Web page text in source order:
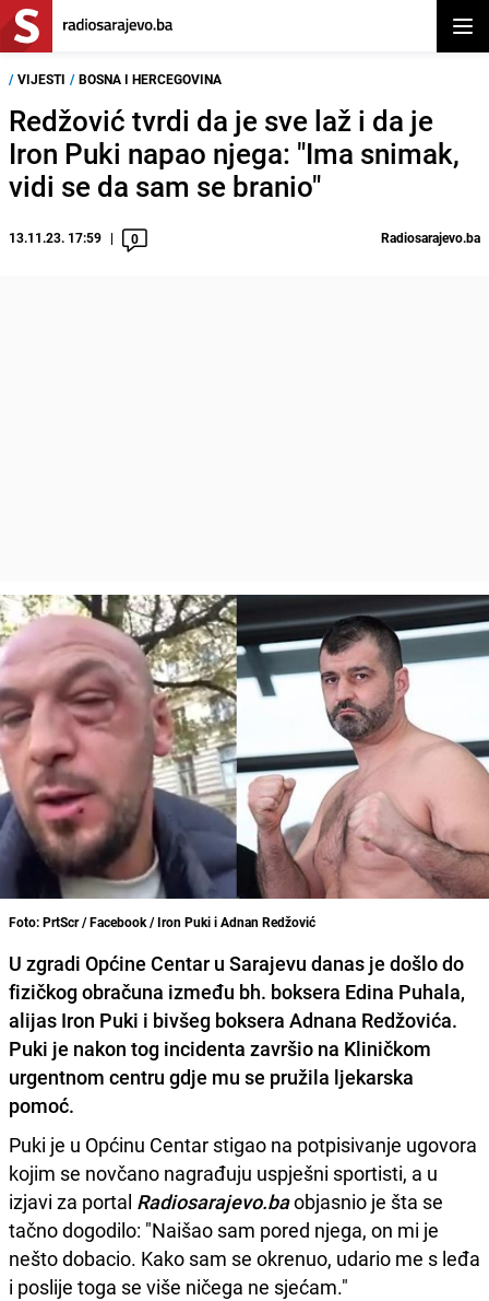
/ VIJESTI / BOSNA I HERCEGOVINA
Redžović tvrdi da je sve laž i da je
Iron Puki napao njega: "Ima snimak,
vidi se da sam se branio"
13.11.23. 17:59 0 Radiosarajevo.ba
Foto: PrtScr / Facebook / Iron Puki i Adnan Redžović
U zgradi Općine Centar u Sarajevu danas je došlo do
fizičkog obračuna između bh. boksera Edina Puhala,
alijas Iron Puki i bivšeg boksera Adnana Redžovića.
Puki je nakon tog incidenta završio na Kliničkom
urgentnom centru gdje mu se pružila ljekarska
pomoć.
Puki je u Općinu Centar stigao na potpisivanje ugovora
kojim se novčano nagrađuju uspješni sportisti, a u
izjavi za portal Radiosarajevo.baobjasnio je šta se
tačno dogodilo: "Naišao sam pored njega, on mi je
nešto dobacio. Kako sam se okrenuo, udario me s leđa
i poslije toga se više ničega ne sjećam."